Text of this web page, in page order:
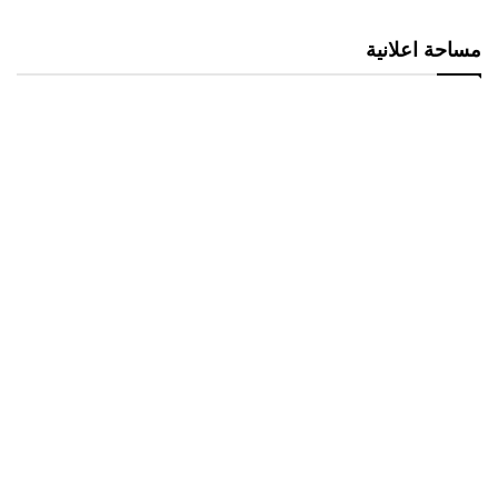
مساحة اعلانية